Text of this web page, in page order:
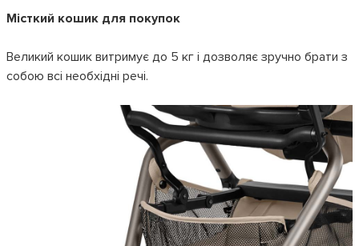
Місткий кошик для покупок
Великий кошик витримує до 5 кг і дозволяє зручно брати з
собою всі необхідні речі.